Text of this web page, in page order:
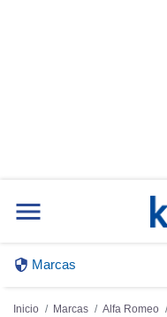
Marcas
Inicio Marcas Alfa Romeo